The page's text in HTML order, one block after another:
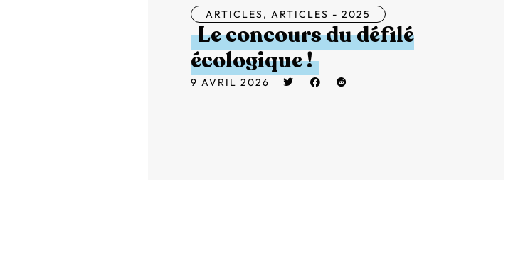
ARTICLES, ARTICLES - 2025
Le concours du défilé
écologique !
9 AVRIL 2026